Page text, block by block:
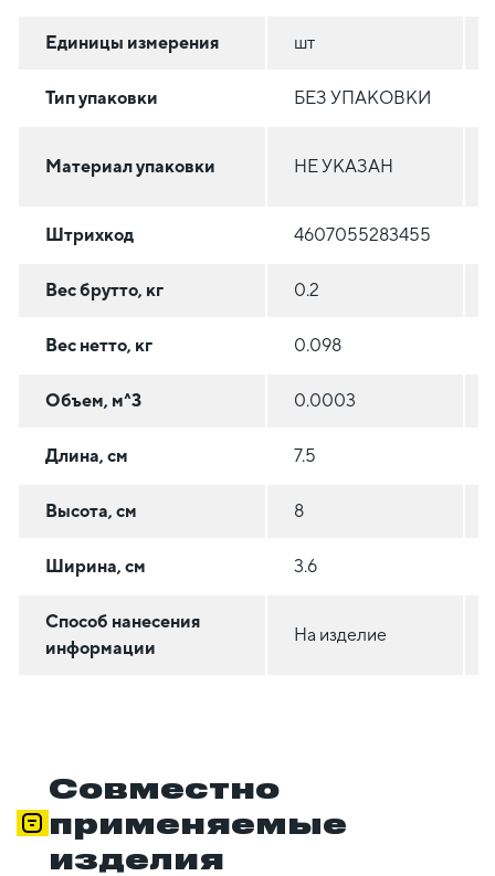
Единицы измерения шт
Тип упаковки БЕЗ УПАКОВКИ
Материал упаковки НЕ УКАЗАН
Штрихкод 4607055283455
Вес брутто, кг 0.2
Вес нетто, кг 0.098
Объем, м^3 0.0003
Длина, см 7.5
Высота, см 8
Ширина, см 3.6
Способ нанесения
информации
На изделие
Совместно
применяемые
изделия